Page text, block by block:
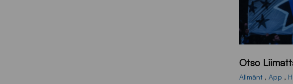
L
_
Otso
Allmänt , App ,